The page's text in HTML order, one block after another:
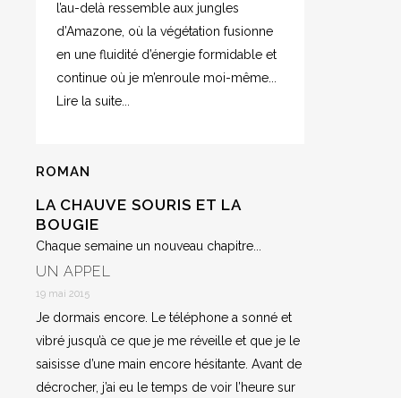
l’au-delà ressemble aux jungles
d’Amazone, où la végétation fusionne
en une fluidité d’énergie formidable et
continue où je m’enroule moi-même...
Lire la suite...
ROMAN
LA CHAUVE SOURIS ET LA
BOUGIE
Chaque semaine un nouveau chapitre...
UN APPEL
19 mai 2015
Je dormais encore. Le téléphone a sonné et
vibré jusqu’à ce que je me réveille et que je le
saisisse d’une main encore hésitante. Avant de
décrocher, j’ai eu le temps de voir l’heure sur